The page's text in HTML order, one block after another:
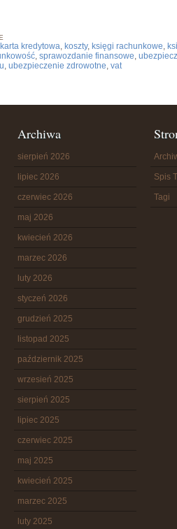
karta kredytowa, koszty, księgi rachunkowe,
, sprawozdanie finansowe,
, ubezpieczenie zdrowotne, vat
Archiwa
sierpień 2026
lipiec 2026
czerwiec 2026
maj 2026
kwiecień 2026
marzec 2026
luty 2026
styczeń 2026
grudzień 2025
listopad 2025
październik 2025
wrzesień 2025
sierpień 2025
lipiec 2025
czerwiec 2025
maj 2025
kwiecień 2025
marzec 2025
luty 2025
Spis
Tagi